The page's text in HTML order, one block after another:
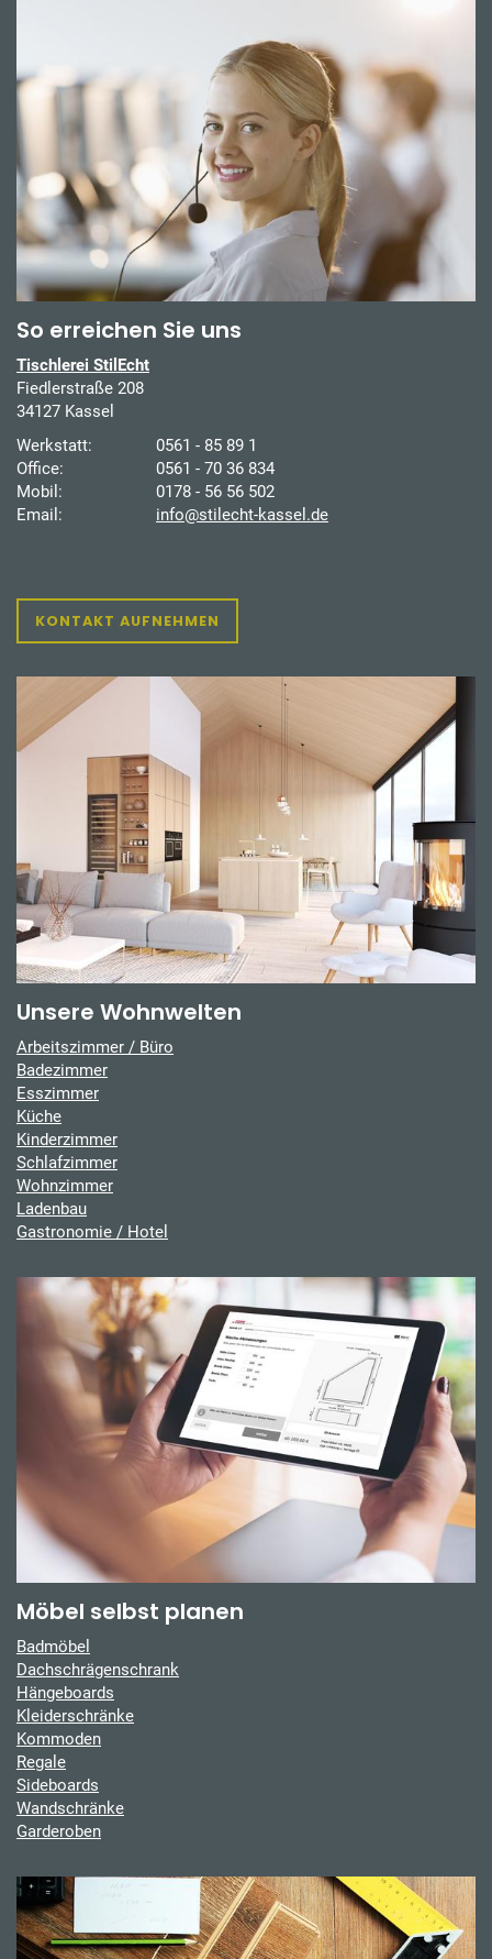
So erreichen Sie uns
Tischlerei StilEcht
Fiedlerstraße 208
34127 Kassel
Werkstatt:
0561 - 85 89 1
Office:
0561 - 70 36 834
Mobil:
0178 - 56 56 502
Email:
info@stilecht-kassel.de
KONTAKT AUFNEHMEN
Unsere Wohnwelten
Arbeitszimmer / Büro
Badezimmer
Esszimmer
Küche
Kinderzimmer
Schlafzimmer
Wohnzimmer
Ladenbau
Gastronomie / Hotel
Möbel selbst planen
Badmöbel
Dachschrägenschrank
Hängeboards
Kleiderschränke
Kommoden
Regale
Sideboards
Wandschränke
Garderoben